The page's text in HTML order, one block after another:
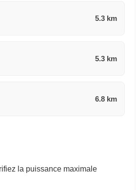
5.3 km
5.3 km
6.8 km
la puissance maximale